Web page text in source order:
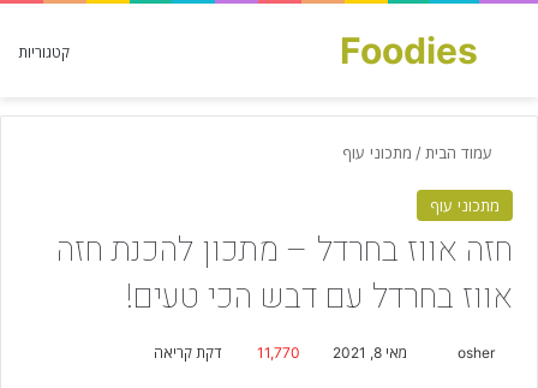
קטגוריות Foodies
חפש עבור
עמוד הבית / מתכוני עוף
מתכוני עוף
חזה אווז בחרדל – מתכון להכנת חזה
אווז בחרדל עם דבש הכי טעים!
osher מאי 8, 2021 11,770 דקת קריאה